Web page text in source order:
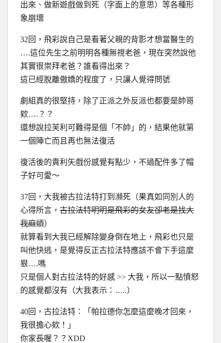
出來、做新遊戲做到死（字面上的意思）等各種形
象崩壞
32回，飛彩說自己是看著父親的背影才想當醫生的
….這位先生之前明明各種無視老爸，現在突然說他
其實很崇拜老爸？誰看得出來？
這已經脫離傲嬌的程度了，只讓人覺得問號
劇組真的很堅持，除了正派之外反派也都要是帥哥
欸….？？
還想說拉芙利可難得是個「不帥」的，結果他就第
一個陣亡而且再也無法復活
復活後的貴利矢戲份感覺有點少，不過配件多了帽
子好可愛～
37回，大我被古拉法特打到瀕死（果真如同別人的
心得所言， 古拉法特明明是飛彩的女友卻老是找大
我麻煩）
就算看到大我已經解除變身倒在地上，飛彩也只是
叫他快逃，是覺得反正古拉法特應該不會下手這麼
狠….嗎
只是個人對古拉法特的好感 >> 大我，所以一點憤怒
的感覺都沒有（大我表示：…..）
40回，古拉法特：「帕拉德你怎麼這麼晚才回來，
我很擔心欸！」
你家長喔？？XDD